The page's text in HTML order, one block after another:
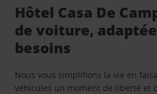
Hôtel Casa De
de voiture,
besoins
Nous vous simplifions la vie en
véhicules un moment de liberté et